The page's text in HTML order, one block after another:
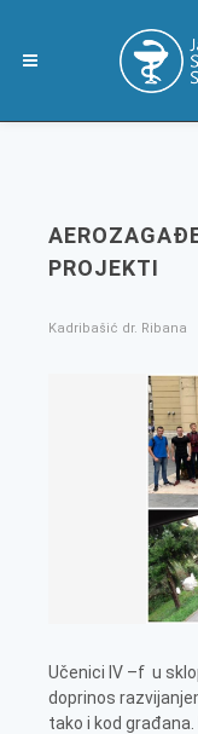
PROJEKTI
Kadribašić dr. Ribana
Učenici IV –f u
doprinos
tako i kod